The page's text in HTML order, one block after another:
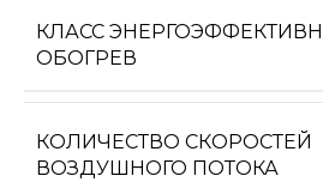
КЛАСС
ОБОГРЕВ
КОЛИЧЕСТВО СКОРОСТЕЙ
ВОЗДУШНОГО ПОТОКА